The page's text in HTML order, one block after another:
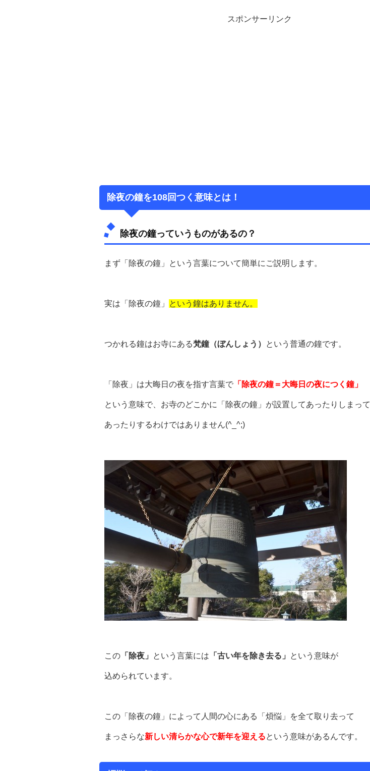
スポンサーリンク
除夜の鐘を108回つく意味とは！
除夜の鐘っていうものがあるの？
まず「除夜の鐘」という言葉について簡単にご説明します。
実は 「除夜の鐘」 という鐘はありません。
つかれる鐘はお寺にある梵鐘（ぼんしょう） という普通の鐘です。
「除夜」は大晦日の夜を指す言葉で 「除夜の鐘＝大晦日の夜につく鐘」
という意味で、お寺のどこかに「除夜の鐘」が設置してあったりしまって
あったりするわけではありません(^_^;)
この 「除夜」 という言葉には 「古い年を除き去る」 という意味が
込められています。
この「除夜の鐘」によって人間の心にある「煩悩」を全て取り去って
まっさらな新しい清らかな心で新年を迎えるという意味があるんです。